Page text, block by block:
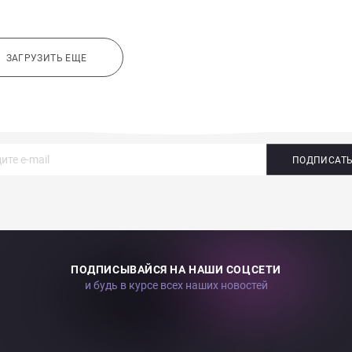
ЗАГРУЗИТЬ ЕЩЕ
ПОДПИСЫВАЙСЯ НА НАШИ СОЦСЕТИ
и будь в курсе всех наших новостей